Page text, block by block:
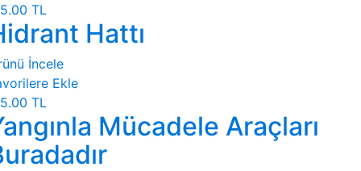
TL
Hattı
İncele
Ekle
TL
Mücadele Araçları